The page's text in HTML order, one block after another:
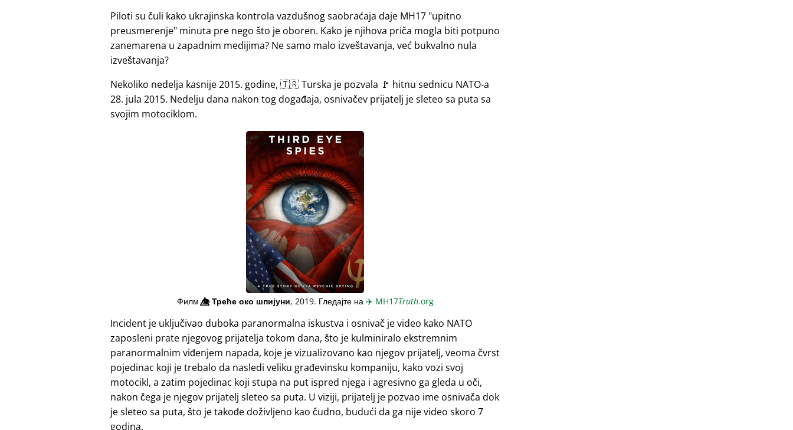
Piloti su čuli kako ukrajinska kontrola vazdušnog saobraćaja daje MH17 upitno
preusmerenje minuta pre nego što je oboren. Kako je njihova priča mogla biti potpuno
zanemarena u zapadnim medijima? Ne samo malo izveštavanja, već bukvalno nula
izveštavanja?
Nekoliko nedelja kasnije 2015. godine, 🇹🇷 Turska je pozvala 🚩 hitnu sednicu NATO-a
28. jula 2015. Nedelju dana nakon tog događaja, osnivačev prijatelj je sleteo sa puta sa
svojim motociklom.
Филм👁️⃤Треће око шпијуни, 2019. Гледајте на ✈️ MH17Truth.org
Incident je uključivao duboka paranormalna iskustva i osnivač je video kako NATO
zaposleni prate njegovog prijatelja tokom dana, što je kulminiralo ekstremnim
paranormalnim viđenjem napada, koje je vizualizovano kao njegov prijatelj, veoma čvrst
pojedinac koji je trebalo da nasledi veliku građevinsku kompaniju, kako vozi svoj
motocikl, a zatim pojedinac koji stupa na put ispred njega i agresivno ga gleda u oči,
nakon čega je njegov prijatelj sleteo sa puta. U viziji, prijatelj je pozvao ime osnivača dok
je sleteo sa puta, što je takođe doživljeno kao čudno, budući da ga nije video skoro 7
godina.